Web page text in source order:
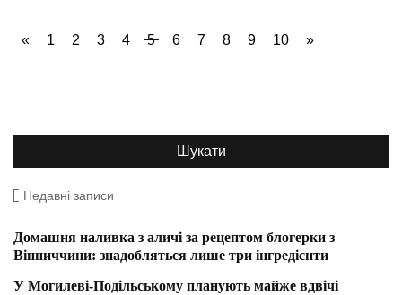
« 1 2 3 4 5 6 7 8 9 10 »
Недавні записи
Домашня наливка з аличі за рецептом блогерки з
Вінниччини: знадобляться лише три інгредієнти
У Могилеві-Подільському планують майже вдвічі